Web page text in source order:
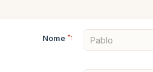
Nome *: